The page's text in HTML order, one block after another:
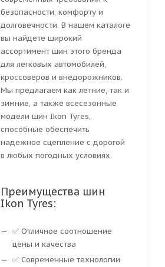
безопасности, комфорту и
долговечности. В нашем каталоге
вы найдете широкий
ассортимент шин этого бренда
для легковых автомобилей,
кроссоверов и внедорожников.
Мы предлагаем как летние, так и
зимние, а также всесезонные
модели шин Ikon Tyres,
способные обеспечить
надежное сцепление с дорогой
в любых погодных условиях.
Преимущества шин
Ikon Tyres:
✅ Отличное соотношение
цены и качества
✅ Современные технологии